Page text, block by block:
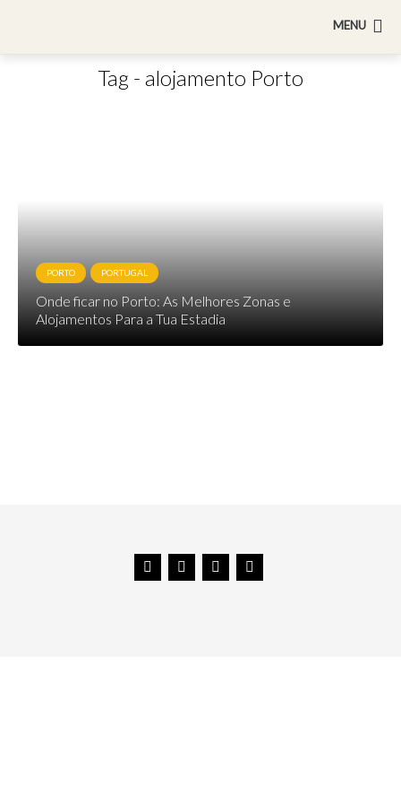
MENU
Tag - alojamento Porto
PORTO PORTUGAL
Onde ficar no Porto: As Melhores Zonas e
Alojamentos Para a Tua Estadia